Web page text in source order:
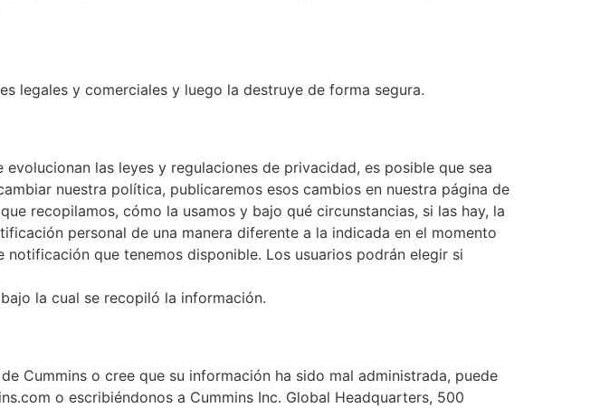
legales y comerciales y luego la destruye de forma segura.
las leyes y regulaciones de privacidad, es posible que sea
nuestra política, publicaremos esos cambios en nuestra página de
recopilamos, cómo la usamos y bajo qué circunstancias, si las hay, la
personal de una manera diferente a la indicada en el momento
que tenemos disponible. Los usuarios podrán elegir si
la cual se recopiló la información.
Cummins o cree que su información ha sido mal administrada, puede
o escribiéndonos a Cummins Inc. Global Headquarters, 500